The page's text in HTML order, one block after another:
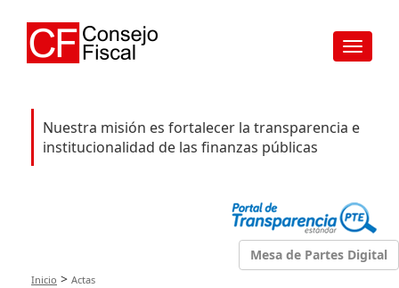
Toggle
Nuestra misión es fortalecer la transparencia e
institucionalidad de las finanzas públicas
Mesa de Partes Digital
Inicio > Actas